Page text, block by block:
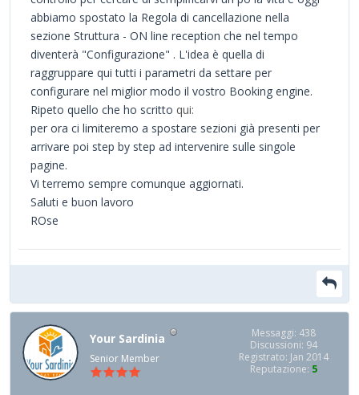
abbiamo spostato la Regola di cancellazione nella
sezione Struttura - ON line reception che nel tempo
diventerà "Configurazione" . L'idea è quella di
raggruppare qui tutti i parametri da settare per
configurare nel miglior modo il vostro Booking engine.
Ripeto quello che ho scritto qui:
per ora ci limiteremo a spostare sezioni già presenti per
arrivare poi step by step ad intervenire sulle singole
pagine.
Vi terremo sempre comunque aggiornati.
Saluti e buon lavoro
ROse
Your Sardinia
Senior Member
Messaggi: 438
Discussioni: 94
Registrato: Jan 2014
Reputazione: 5